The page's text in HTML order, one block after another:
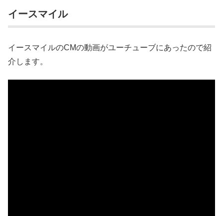
イースマイル
イースマイルのCMの動画がユーチューブにあったので紹
介します。